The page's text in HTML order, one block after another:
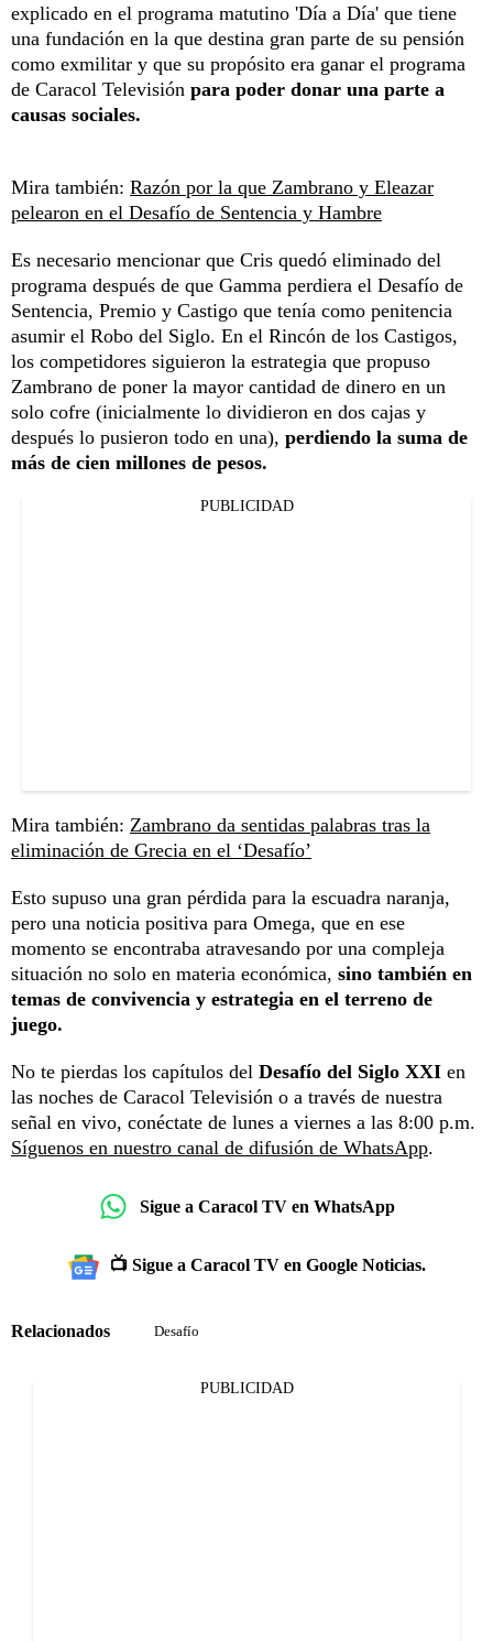
explicado en el programa matutino 'Día a Día' que tiene
una fundación en la que destina gran parte de su pensión
como exmilitar y que su propósito era ganar el programa
de Caracol Televisión para poder donar una parte a
causas sociales.
Mira también: Razón por la que Zambrano y Eleazar
pelearon en el Desafío de Sentencia y Hambre
Es necesario mencionar que Cris quedó eliminado del
programa después de que Gamma perdiera el Desafío de
Sentencia, Premio y Castigo que tenía como penitencia
asumir el Robo del Siglo. En el Rincón de los Castigos,
los competidores siguieron la estrategia que propuso
Zambrano de poner la mayor cantidad de dinero en un
solo cofre (inicialmente lo dividieron en dos cajas y
después lo pusieron todo en una), perdiendo la suma de
más de cien millones de pesos.
PUBLICIDAD
Mira también: Zambrano da sentidas palabras tras la
eliminación de Grecia en el ‘Desafío’
Esto supuso una gran pérdida para la escuadra naranja,
pero una noticia positiva para Omega, que en ese
momento se encontraba atravesando por una compleja
situación no solo en materia económica, sino también en
temas de convivencia y estrategia en el terreno de
juego.
No te pierdas los capítulos del Desafío del Siglo XXI en
las noches de Caracol Televisión o a través de nuestra
señal en vivo, conéctate de lunes a viernes a las 8:00 p.m.
Síguenos en nuestro canal de difusión de WhatsApp.
Sigue a Caracol TV en WhatsApp
📺 Sigue a Caracol TV en Google Noticias.
Relacionados Desafío
PUBLICIDAD